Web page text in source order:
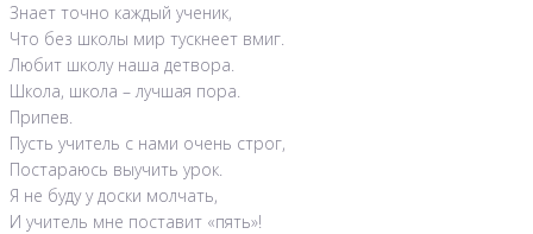
Знает точно каждый ученик,
Что без школы мир тускнеет вмиг.
Любит школу наша детвора.
Школа, школа – лучшая пора.
Припев.
Пусть учитель с нами очень строг,
Постараюсь выучить урок.
Я не буду у доски молчать,
И учитель мне поставит «пять»!